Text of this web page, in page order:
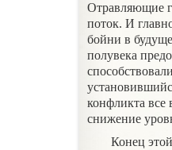
Отравляющие
поток. И
бойни в
полувека
конфликта все
снижение
Конец